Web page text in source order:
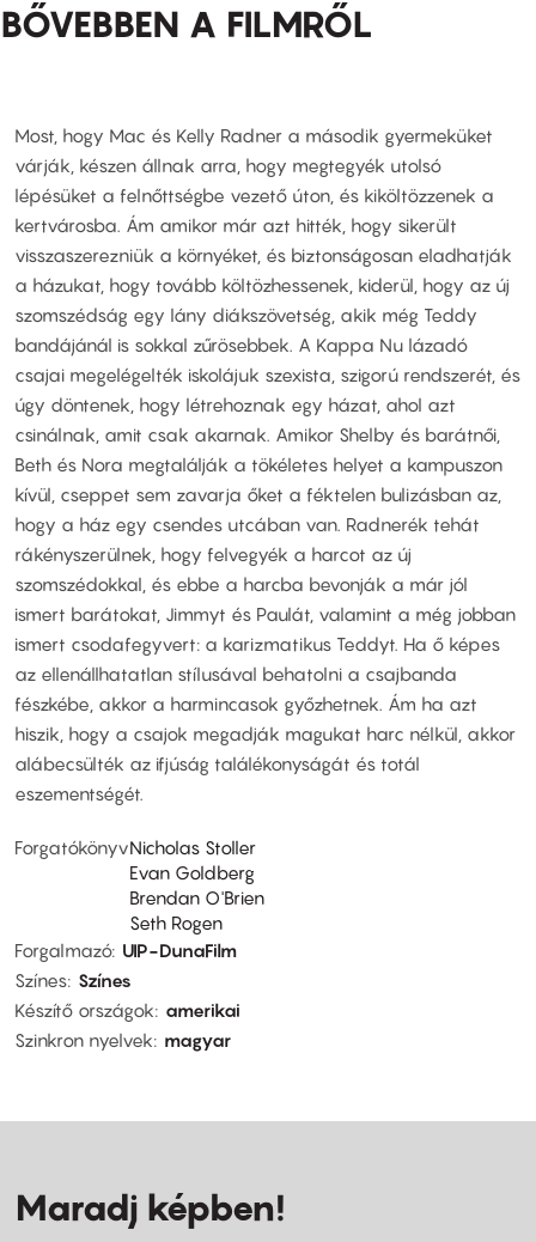
BŐVEBBEN A FILMRŐL
Most, hogy Mac és Kelly Radner a második gyermeküket
várják, készen állnak arra, hogy megtegyék utolsó
lépésüket a felnőttségbe vezető úton, és kiköltözzenek a
kertvárosba. Ám amikor már azt hitték, hogy sikerült
visszaszerezniük a környéket, és biztonságosan eladhatják
a házukat, hogy tovább költözhessenek, kiderül, hogy az új
szomszédság egy lány diákszövetség, akik még Teddy
bandájánál is sokkal zűrösebbek. A Kappa Nu lázadó
csajai megelégelték iskolájuk szexista, szigorú rendszerét, és
úgy döntenek, hogy létrehoznak egy házat, ahol azt
csinálnak, amit csak akarnak. Amikor Shelby és barátnői,
Beth és Nora megtalálják a tökéletes helyet a kampuszon
kívül, cseppet sem zavarja őket a féktelen bulizásban az,
hogy a ház egy csendes utcában van. Radnerék tehát
rákényszerülnek, hogy felvegyék a harcot az új
szomszédokkal, és ebbe a harcba bevonják a már jól
ismert barátokat, Jimmyt és Paulát, valamint a még jobban
ismert csodafegyvert: a karizmatikus Teddyt. Ha ő képes
az ellenállhatatlan stílusával behatolni a csajbanda
fészkébe, akkor a harmincasok győzhetnek. Ám ha azt
hiszik, hogy a csajok megadják magukat harc nélkül, akkor
alábecsülték az ifjúság találékonyságát és totál
eszementségét.
ForgatókönyvNicholas Stoller
Evan Goldberg
Brendan O'Brien
Seth Rogen
Forgalmazó UIP-DunaFilm
Színes Színes
Készítő országok
amerikai
Szinkron nyelvek
magyar
Maradj képben!